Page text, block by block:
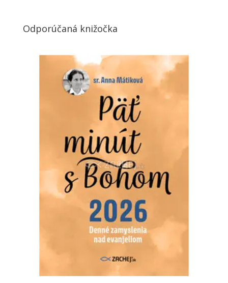
Odporúčaná knižočka